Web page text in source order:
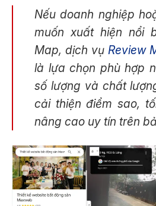
Nếu doanh nghiệp
muốn xuất hiện nổi
Map, dịch vụ Review
là lựa chọn phù hợp
số lượng và chất
cải thiện điểm sao,
nâng cao uy tín trên